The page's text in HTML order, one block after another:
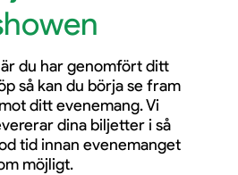
du har genomfört ditt
så kan du börja se fram
ditt evenemang. Vi
dina biljetter i så
tid innan evenemanget
möjligt.